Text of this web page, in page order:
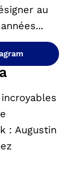
au
: Augustin